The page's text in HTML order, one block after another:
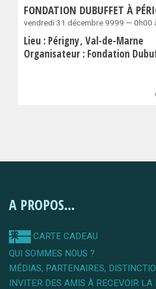
FONDATION DUBUFFET À
vendredi 31 décembre 9999 — 0h00
Lieu : Périgny Val-de-Marne
Organisateur : Fondation
A PROPOS...
CARTE CADEAU
QUI SOMMES NOUS ?
MÉDIAS, PARTENAIRES,
INVITER DES AMIS À RECEVOIR LA